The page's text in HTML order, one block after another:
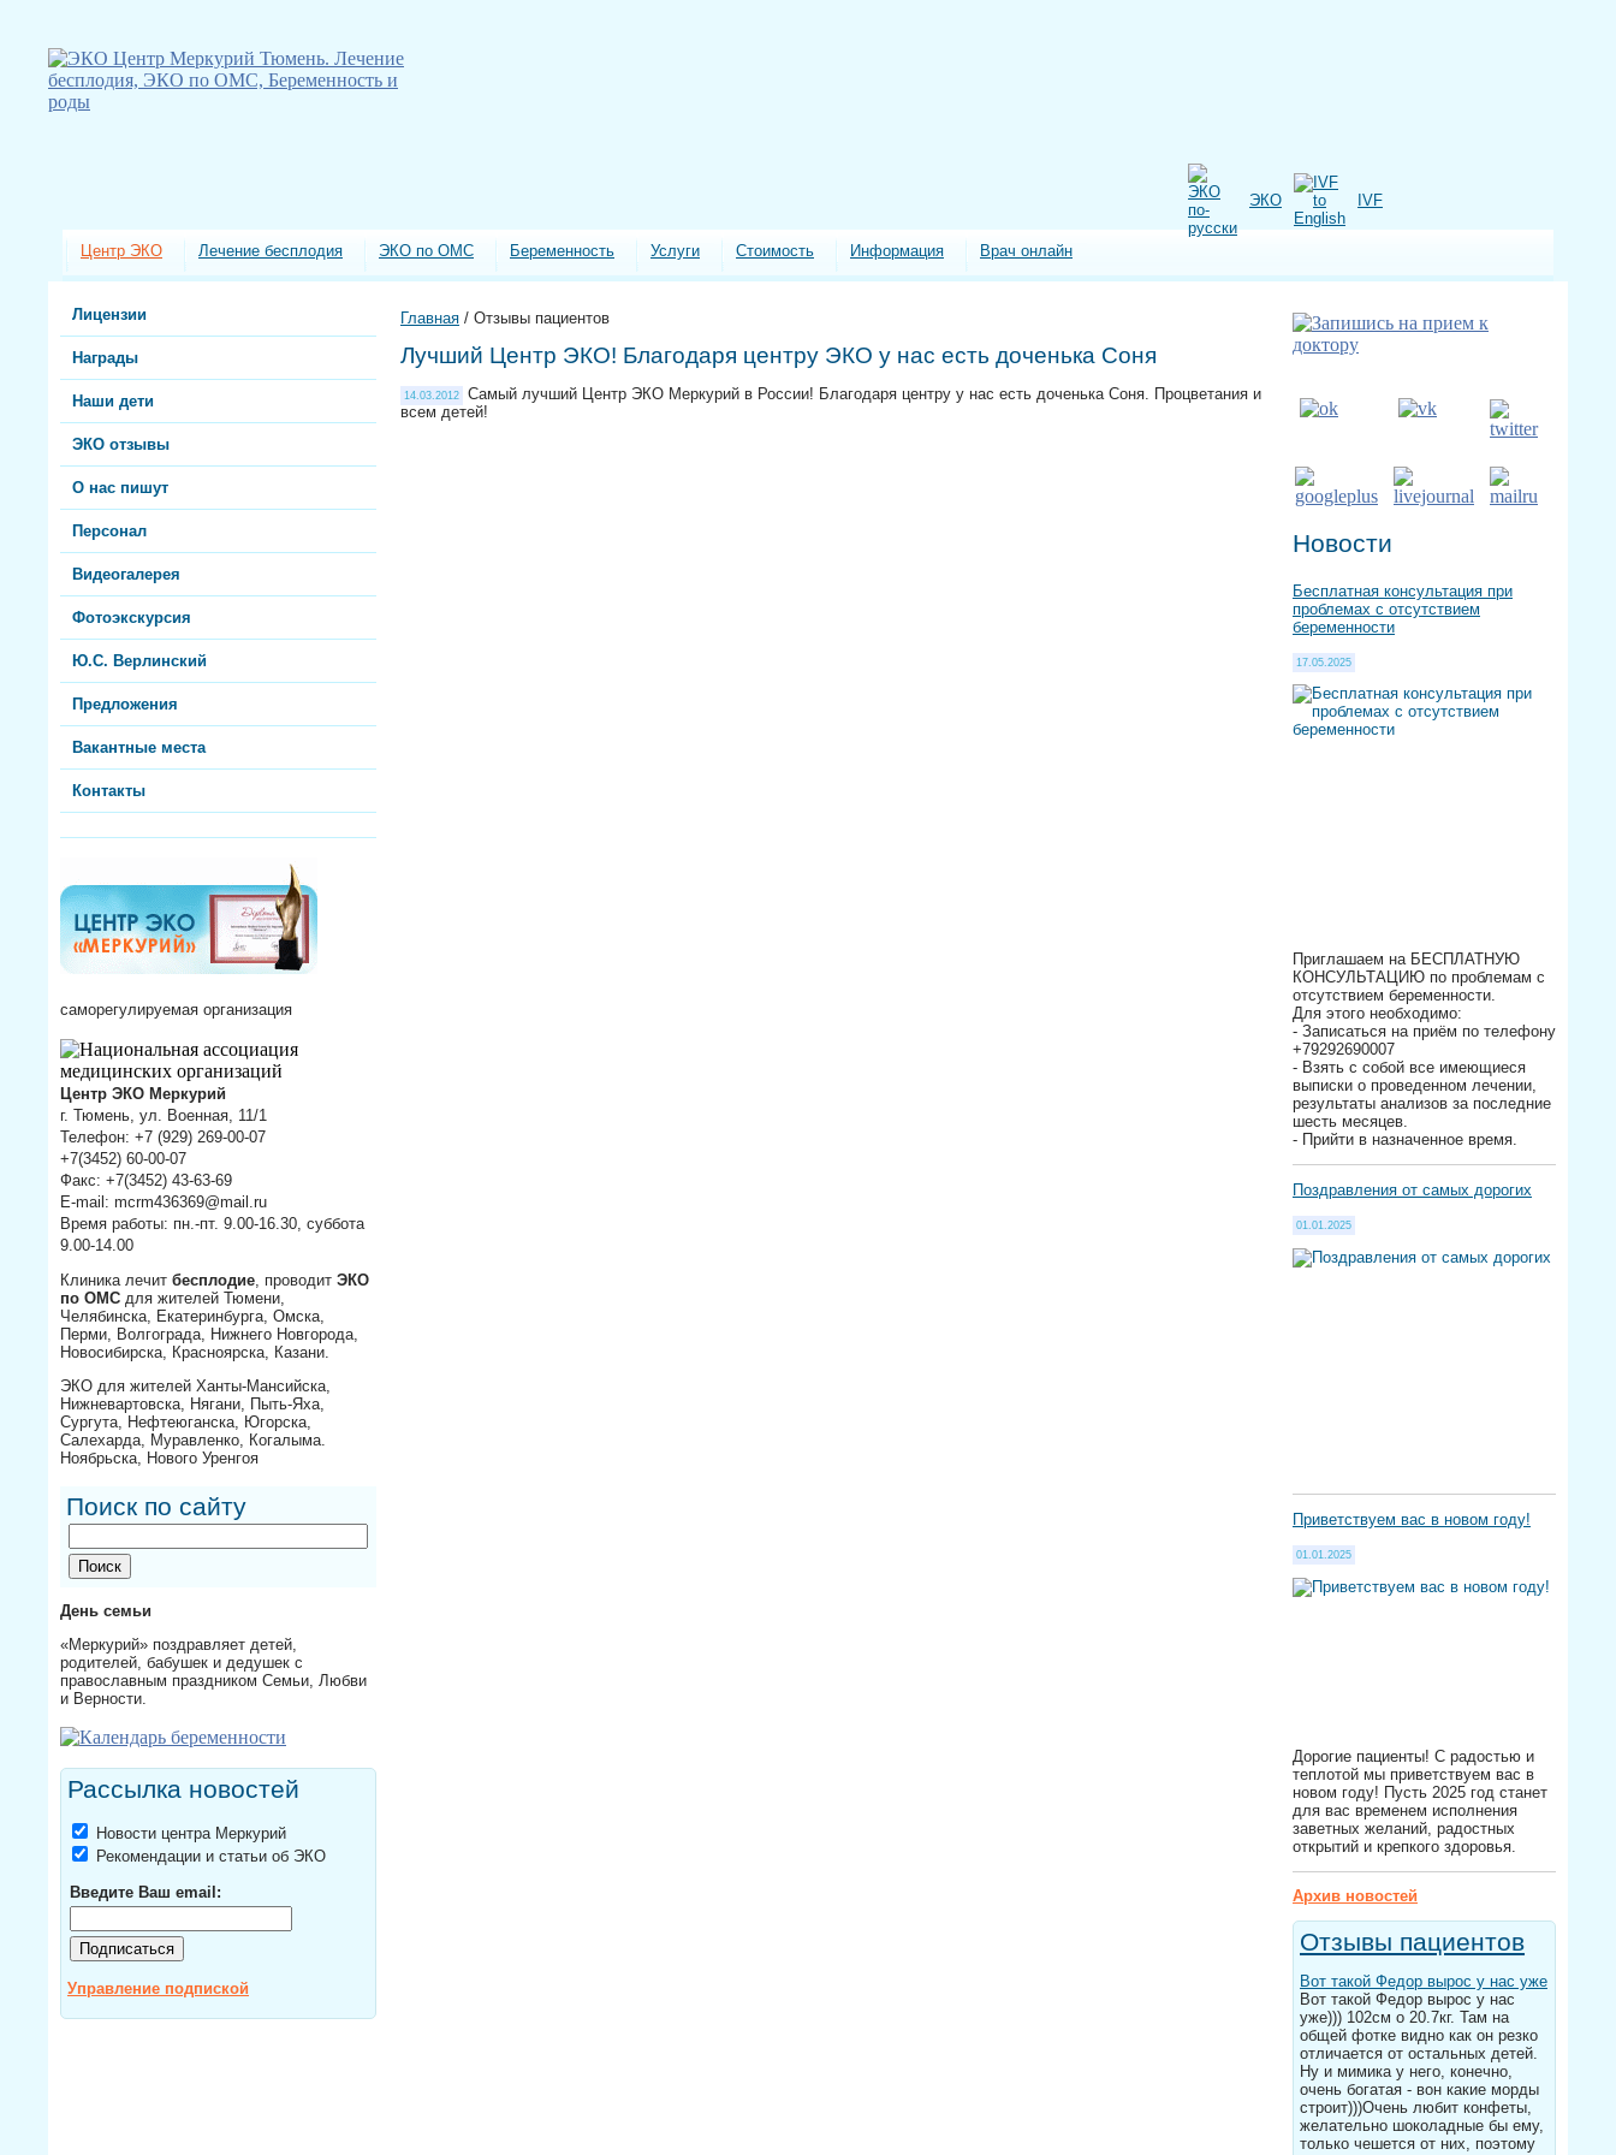
ЭКО IVF
Центр ЭКО Лечение бесплодия ЭКО по ОМС Беременность Услуги Стоимость Информация Врач онлайн
Лицензии
Награды
Наши дети
ЭКО отзывы
О нас пишут
Персонал
Видеогалерея
Фотоэкскурсия
Ю.С. Верлинский
Предложения
Вакантные места
Контакты
саморегулируемая организация
Центр ЭКО Меркурий
г. Тюмень, ул. Военная, 11/1
Телефон: +7 (929) 269-00-07
+7(3452) 60-00-07
Факс: +7(3452) 43-63-69
E-mail: mcrm436369@mail.ru
Время работы: пн.-пт. 9.00-16.30, суббота
9.00-14.00
Клиника лечит бесплодие , проводит ЭКО
по ОМС для жителей Тюмени,
Челябинска, Екатеринбурга, Омска,
Перми, Волгограда, Нижнего Новгорода,
Новосибирска, Красноярска, Казани.
ЭКО для жителей Ханты-Мансийска,
Нижневартовска, Нягани, Пыть-Яха,
Сургута, Нефтеюганска, Югорска,
Салехарда, Муравленко, Когалыма.
Ноябрьска, Нового Уренгоя
Поиск по сайту
День семьи
«Меркурий» поздравляет детей,
родителей, бабушек и дедушек с
православным праздником Семьи, Любви
и Верности.
Рассылка новостей
Новости центра Меркурий
Рекомендации и статьи об ЭКО
Введите Ваш email:
Управление подпиской
Главная / Отзывы пациентов
Лучший Центр ЭКО! Благодаря центру ЭКО у нас есть доченька Соня
14.03.2012
Самый лучший Центр ЭКО Меркурий в России! Благодаря центру у нас есть доченька Соня. Процветания и
всем детей!
Новости
Бесплатная консультация при
проблемах с отсутствием
беременности
17.05.2025
Приглашаем на БЕСПЛАТНУЮ
КОНСУЛЬТАЦИЮ по проблемам с
отсутствием беременности.
Для этого необходимо:
- Записаться на приём по телефону
+79292690007
- Взять с собой все имеющиеся
выписки о проведенном лечении,
результаты анализов за последние
шесть месяцев.
- Прийти в назначенное время.
Поздравления от самых дорогих
01.01.2025
Приветствуем вас в новом году!
01.01.2025
Дорогие пациенты! С радостью и
теплотой мы приветствуем вас в
новом году! Пусть 2025 год станет
для вас временем исполнения
заветных желаний, радостных
открытий и крепкого здоровья.
Архив новостей
Отзывы пациентов
Вот такой Федор вырос у нас уже
Вот такой Федор вырос у нас
уже))) 102см о 20.7кг. Там на
общей фотке видно как он резко
отличается от остальных детей.
Ну и мимика у него, конечно,
очень богатая - вон какие морды
строит)))Очень любит конфеты,
желательно шоколадные бы ему,
только чешется от них, поэтому